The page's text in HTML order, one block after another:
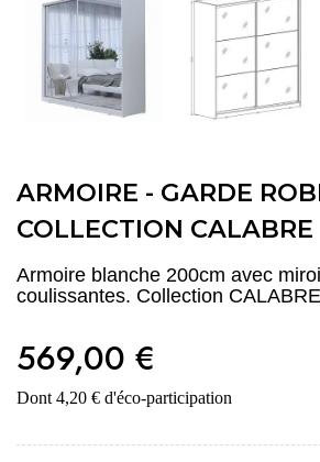
ARMOIRE - GARDE
COLLECTION CALABRE
Armoire blanche 200cm avec
coulissantes. Collection
569,00 €
Dont 4,20 € d'éco-participation